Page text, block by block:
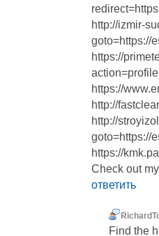
http://izmir-
goto=https://
https://
https://
http://
http://
goto=https://
https://
Check out
ответить
Find the